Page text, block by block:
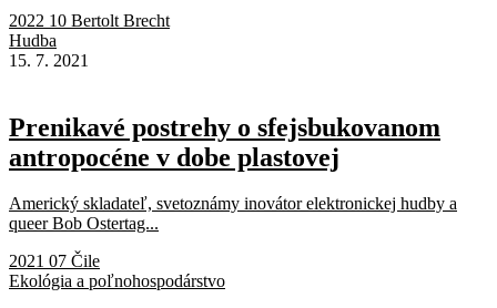
2022 10 Bertolt Brecht
Hudba
15. 7. 2021
Prenikavé postrehy o sfejsbukovanom
antropocéne v dobe plastovej
Americký skladateľ, svetoznámy inovátor elektronickej hudby a
queer Bob Ostertag...
2021 07 Čile
Ekológia a poľnohospodárstvo